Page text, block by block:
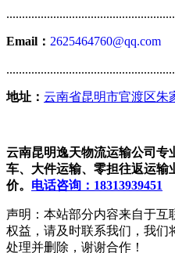
Email： 2625464760@qq.com
地址： 云南省昆明市官渡区朱
云南昆明逸天物流运输公司专
车、大件运输、零担往返运输
价。 电话咨询：18313939451
声明：本站部分内容来自于互
权益，请及时联系我们，我们
处理并删除，谢谢合作！